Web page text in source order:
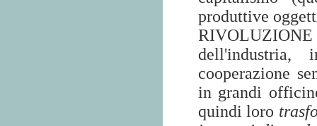
produttive
cooperazione
in grandi
quindi loro